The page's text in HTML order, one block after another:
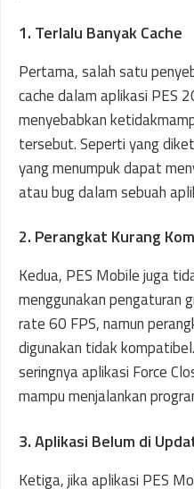
1. Terlalu Banyak Cache
Pertama, salah satu
cache dalam aplikasi PES
menyebabkan
tersebut. Seperti yang
yang menumpuk dapat
atau bug dalam sebuah
2. Perangkat Kurang
Kedua, PES Mobile juga
menggunakan pengaturan
rate 60 FPS, namun
digunakan tidak
seringnya aplikasi Force
mampu menjalankan
3. Aplikasi Belum di
Ketiga, jika aplikasi PES